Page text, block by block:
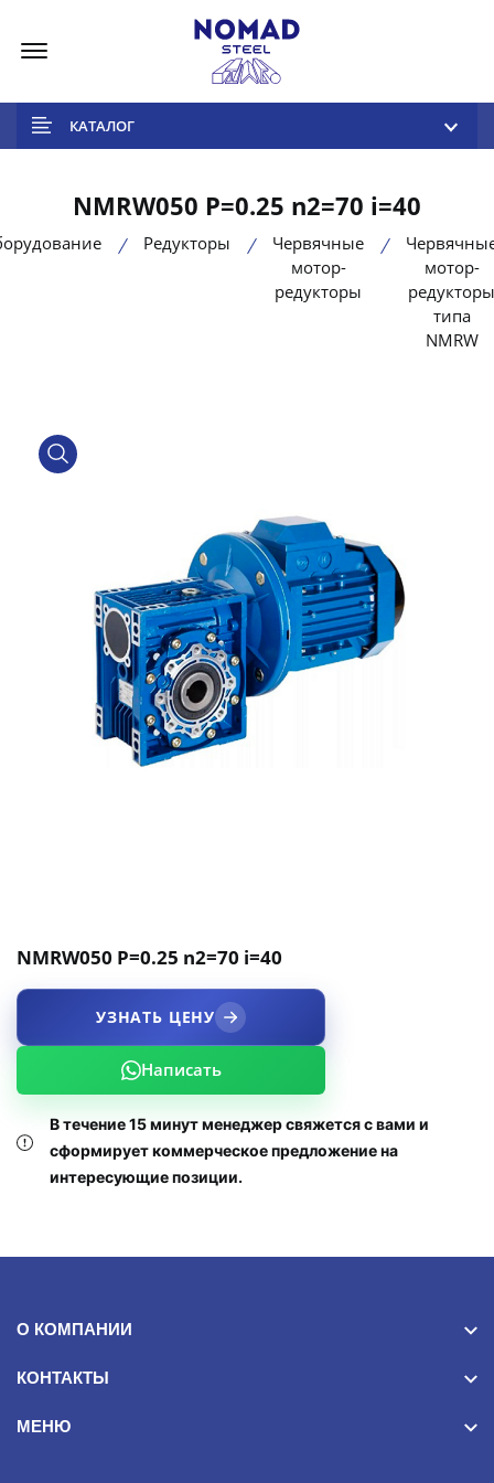
КАТАЛОГ
NMRW050 P=0.25 n2=70 i=40
Редукторы
Червячные
мотор-
редукторы
мотор-
редукторы
типа
NMRW
product view
NMRW050 P=0.25 n2=70 i=40
УЗНАТЬ ЦЕНУ
Написать
В течение 15 минут менеджер свяжется с вами и
сформирует коммерческое предложение на
интересующие позиции.
О КОМПАНИИ
КОНТАКТЫ
МЕНЮ